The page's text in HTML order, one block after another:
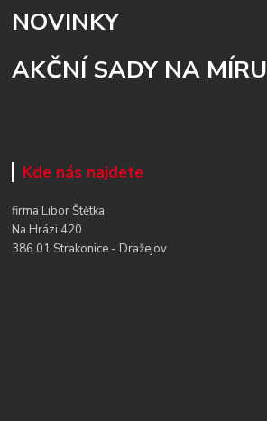
NOVINKY
AKČNÍ SADY NA MÍRU
Kde nás najdete
firma Libor Štětka
Na Hrázi 420
386 01 Strakonice - Dražejov